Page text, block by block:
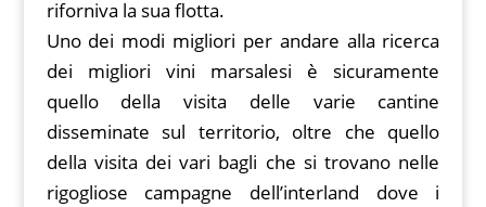
riforniva la sua flotta.
Uno dei modi migliori per andare alla ricerca
dei migliori vini marsalesi è sicuramente
quello della visita delle varie cantine
disseminate sul territorio, oltre che quello
della visita dei vari bagli che si trovano nelle
rigogliose campagne dell’interland dove i